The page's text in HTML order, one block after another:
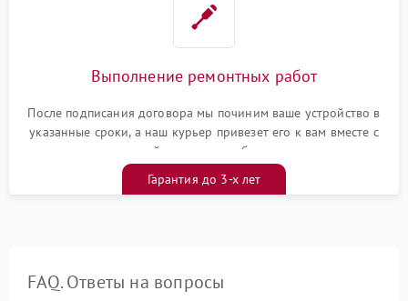
Выполнение ремонтных работ
После подписания договора мы починим ваше устройство в
указанные сроки, а наш курьер привезет его к вам вместе с
гарантийным талоном бесплатно
Гарантия до 3-х лет
FAQ. Ответы на вопросы